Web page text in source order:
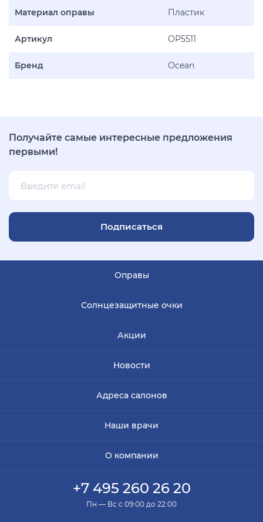
Материал оправы Пластик
Артикул OP5511
Бренд Ocean
Получайте самые интересные предложения
первыми!
Подписаться
Оправы
Солнцезащитные очки
Акции
Новости
Адреса салонов
Наши врачи
О компании
+7 495 260 26 20
Пн — Вс с 09:00 до 22:00